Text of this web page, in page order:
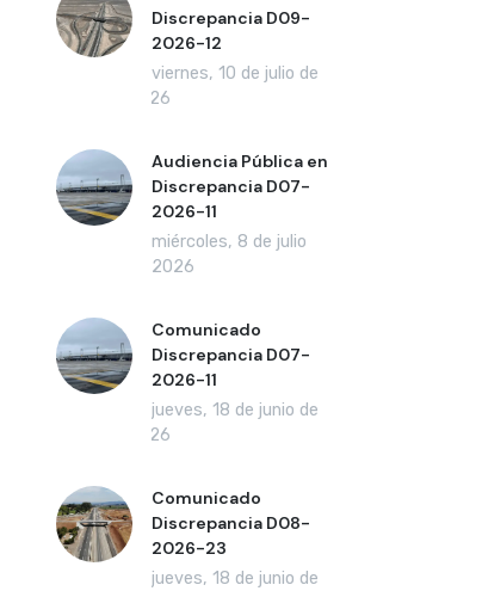
Discrepancia D09-
2026-12
viernes, 10 de julio de
2026
Audiencia Pública en
Discrepancia D07-
2026-11
miércoles, 8 de julio
de 2026
Comunicado
Discrepancia D07-
2026-11
jueves, 18 de junio de
2026
Comunicado
Discrepancia D08-
2026-23
jueves, 18 de junio de